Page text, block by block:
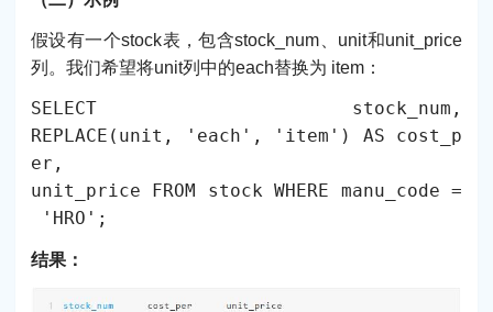
假设有一个stock表，包含stock_num、unit和unit_price
列。我们希望将unit列中的each替换为 item：
SELECT stock_num,
REPLACE(unit, 'each', 'item') AS cost_p
er,
unit_price FROM stock WHERE manu_code =
'HRO';
结果：